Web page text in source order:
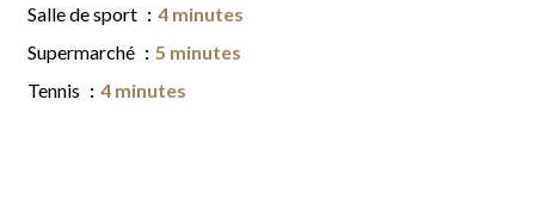
Salle de sport
4 minutes
Supermarché
5 minutes
Tennis
4 minutes